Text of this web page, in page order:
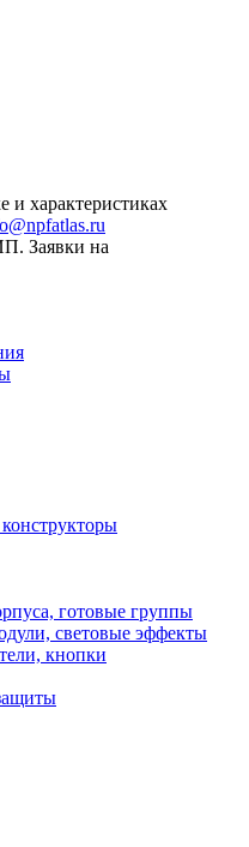
и характеристиках
Заявки на
готовые группы
световые эффекты
кнопки